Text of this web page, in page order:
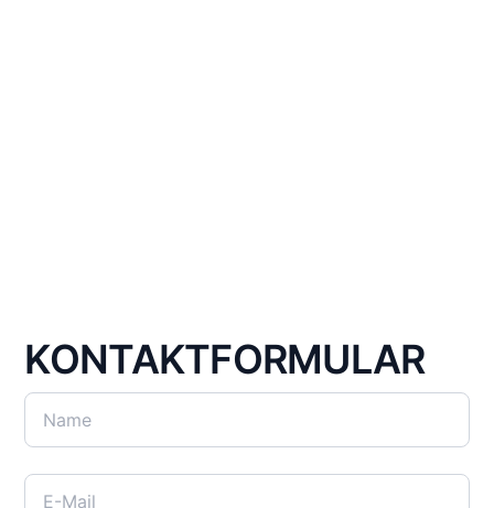
KONTAKTFORMULAR